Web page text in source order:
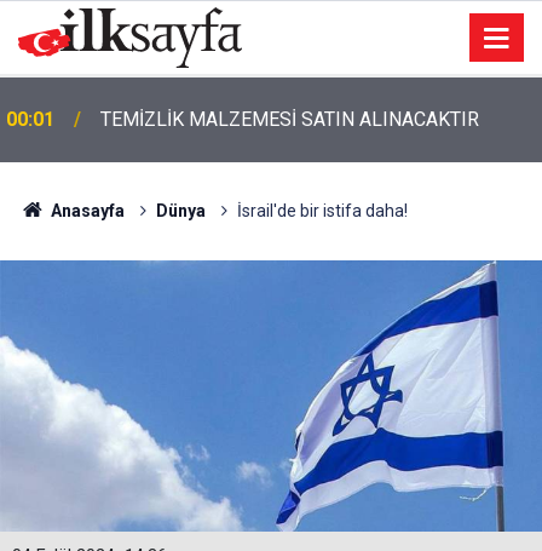
00:01 TEMİZLİK MALZEMESİ SATIN ALINACAKTIR
Anasayfa Dünya İsrail'de bir istifa daha!